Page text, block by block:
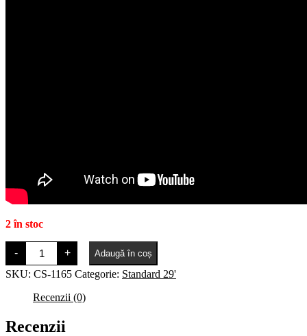
2 în stoc
-
Cantitate
CST
29
x
MTB
+ Adaugă în coș
SKU: CS-1165 Categorie: Standard 29'
Recenzii (0)
Recenzii